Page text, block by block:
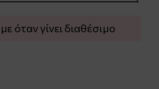
όταν γίνει διαθέσιμο